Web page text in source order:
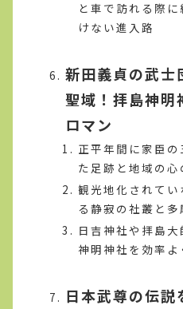
と車で訪れる際
けない進入路
新田義貞の武士
聖域！拝島神明
ロマン
正平年間に家臣
た足跡と地域の心
観光地化されて
る静寂の社叢と多
日吉神社や拝島大
神明神社を効率
日本武尊の伝説